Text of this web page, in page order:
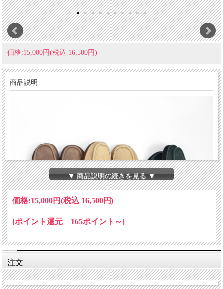
価格:15,000円(税込 16,500円)
商品説明
▼ 商品説明の続きを見る ▼
価格:15,000円(税込 16,500円)
[ポイント還元 165ポイント～]
注文